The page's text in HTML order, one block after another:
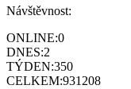
Návštěvnost:
ONLINE:0
DNES:2
TÝDEN:350
CELKEM:931208